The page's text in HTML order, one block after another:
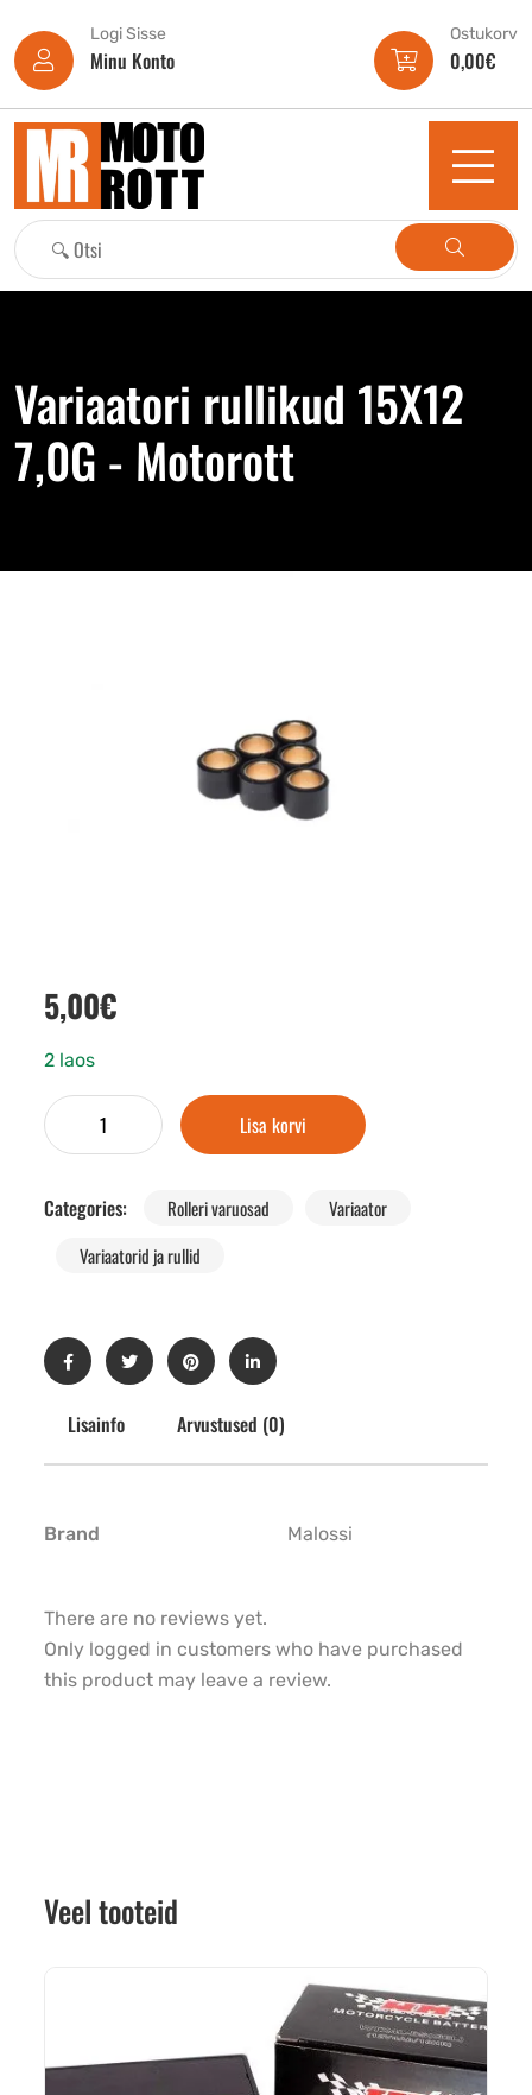
Logi Sisse
Minu Konto
Ostukorv
0,00€
Variaatori rullikud 15X12
7,0G - Motorott
5,00€
2 laos
Lisa korvi
Categories: Rolleri varuosad
Variaator
Variaatorid ja rullid
Lisainfo Arvustused (0)
Brand Malossi
There are no reviews yet.
Only logged in customers who have purchased
this product may leave a review.
Veel tooteid